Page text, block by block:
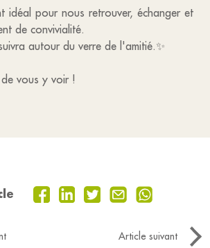
idéal pour nous retrouver, échanger et
de convivialité.
autour du verre de l'amitié.✨
vous y voir !
Article suivant